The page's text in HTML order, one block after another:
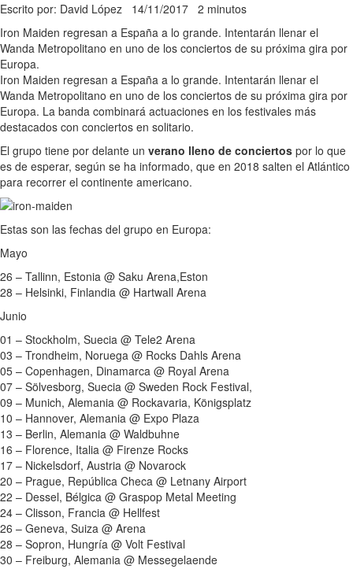
Escrito por: David López 14/11/2017 2 minutos
Iron Maiden regresan a España a lo grande. Intentarán llenar el
Wanda Metropolitano en uno de los conciertos de su próxima gira por
Europa.
Iron Maiden regresan a España a lo grande. Intentarán llenar el
Wanda Metropolitano en uno de los conciertos de su próxima gira por
Europa. La banda combinará actuaciones en los festivales más
destacados con conciertos en solitario.
El grupo tiene por delante un verano lleno de conciertos por lo que
es de esperar, según se ha informado, que en 2018 salten el Atlántico
para recorrer el continente americano.
Estas son las fechas del grupo en Europa:
Mayo
26 – Tallinn, Estonia @ Saku Arena,Eston
28 – Helsinki, Finlandia @ Hartwall Arena
Junio
01 – Stockholm, Suecia @ Tele2 Arena
03 – Trondheim, Noruega @ Rocks Dahls Arena
05 – Copenhagen, Dinamarca @ Royal Arena
07 – Sölvesborg, Suecia @ Sweden Rock Festival,
09 – Munich, Alemania @ Rockavaria, Königsplatz
10 – Hannover, Alemania @ Expo Plaza
13 – Berlin, Alemania @ Waldbuhne
16 – Florence, Italia @ Firenze Rocks
17 – Nickelsdorf, Austria @ Novarock
20 – Prague, República Checa @ Letnany Airport
22 – Dessel, Bélgica @ Graspop Metal Meeting
24 – Clisson, Francia @ Hellfest
26 – Geneva, Suiza @ Arena
28 – Sopron, Hungría @ Volt Festival
30 – Freiburg, Alemania @ Messegelaende